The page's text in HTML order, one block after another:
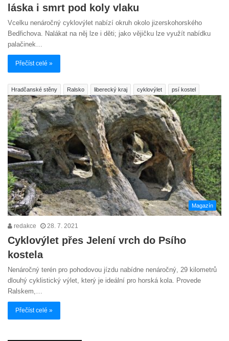
láska i smrt pod koly vlaku
Vcelku nenáročný cyklovýlet nabízí okruh okolo jizerskohorského
Bedřichova. Nalákat na něj lze i děti; jako vějičku lze využít nabídku
palačinek…
Přečíst celé »
Hradčanské stěny Ralsko liberecký kraj cyklovýlet psí kostel
Magazín
redakce 28. 7. 2021
Cyklovýlet přes Jelení vrch do Psího
kostela
Nenáročný terén pro pohodovou jízdu nabídne nenáročný, 29 kilometrů
dlouhý cyklistický výlet, který je ideální pro horská kola. Provede
Ralskem,…
Přečíst celé »